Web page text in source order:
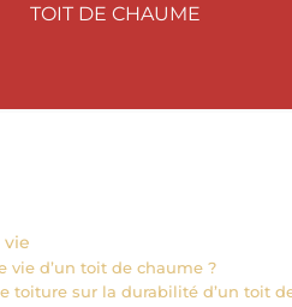
TOIT DE CHAUME
vie
vie d’un toit de chaume ?
toiture sur la durabilité d’un toit